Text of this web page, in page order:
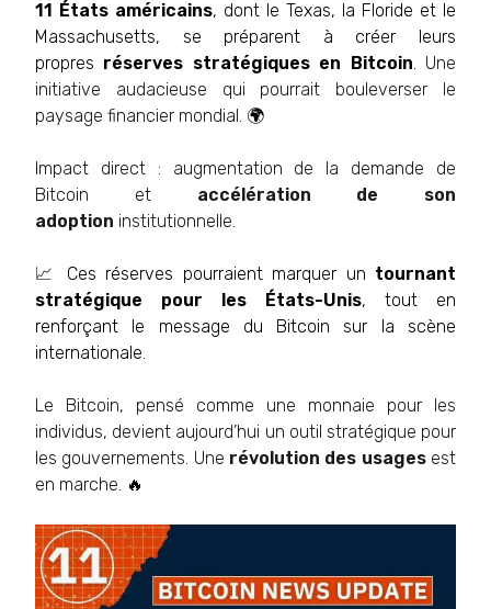
11 États américains, dont le Texas, la Floride et le
Massachusetts, se préparent à créer leurs
propres réserves stratégiques en Bitcoin. Une
initiative audacieuse qui pourrait bouleverser le
paysage financier mondial. 🌍
Impact direct : augmentation de la demande de
Bitcoin et accélération de son
adoption institutionnelle.
📈 Ces réserves pourraient marquer un tournant
stratégique pour les États-Unis, tout en
renforçant le message du Bitcoin sur la scène
internationale.
Le Bitcoin, pensé comme une monnaie pour les
individus, devient aujourd’hui un outil stratégique pour
les gouvernements. Une révolution des usagesest
en marche. 🔥